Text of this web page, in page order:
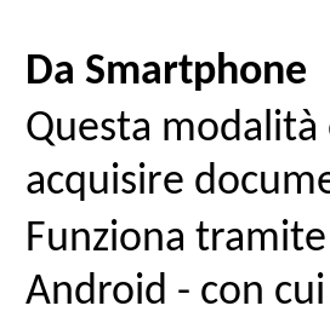
Da Smartphone
Questa
acquisire
Funziona
Android - con